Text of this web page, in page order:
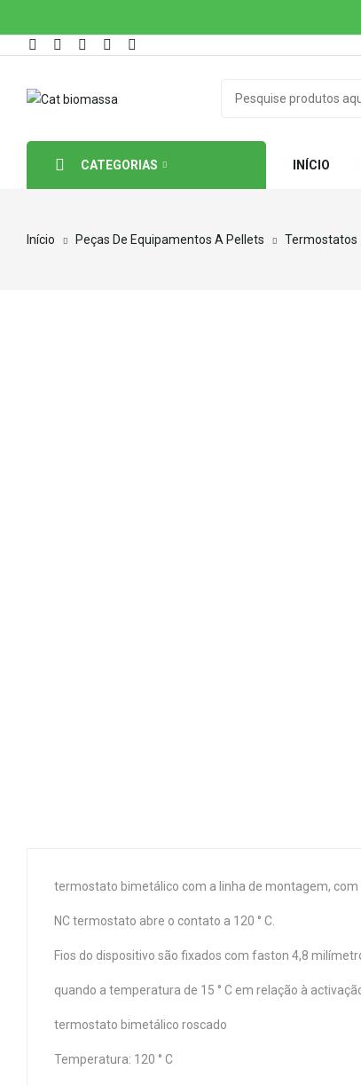
CATEGORIAS INÍCIO
Início Peças De Equipamentos A Pellets Termostatos
termostato bimetálico com a linha de montagem, com
NC termostato abre o contato a 120 ° C.
Fios do dispositivo são fixados com faston 4,8
quando a temperatura de 15 ° C em relação à
termostato bimetálico roscado
Temperatura: 120 ° C